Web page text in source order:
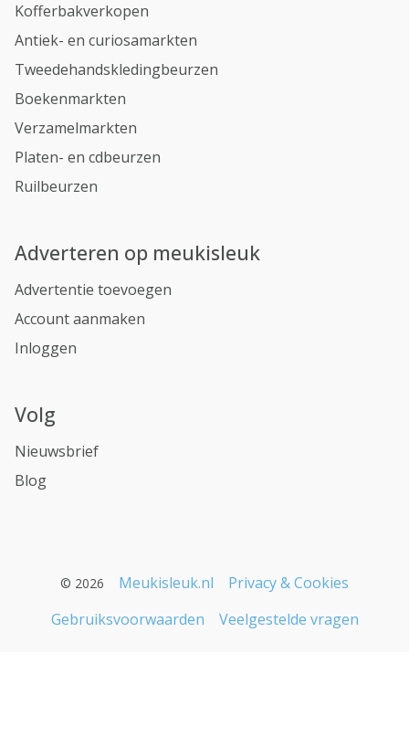
Kofferbakverkopen
Antiek- en curiosamarkten
Tweedehandskledingbeurzen
Boekenmarkten
Verzamelmarkten
Platen- en cdbeurzen
Ruilbeurzen
Adverteren op meukisleuk
Advertentie toevoegen
Account aanmaken
Inloggen
Volg
Nieuwsbrief
Blog
© 2026 Meukisleuk.nl
Privacy & Cookies
Gebruiksvoorwaarden
Veelgestelde vragen